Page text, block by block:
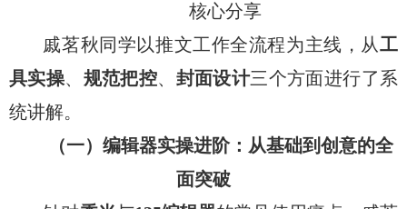
核心分享
戚茗秋同学以推文工作全流程为主线，从工
具实操、 规范把控、 封面设计三个方面进行了系
统讲解。
（一）编辑器实操进阶：从基础到创意的全
面突破